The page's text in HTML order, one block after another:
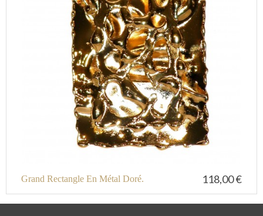
Grand Rectangle En Métal Doré. 118,00 €